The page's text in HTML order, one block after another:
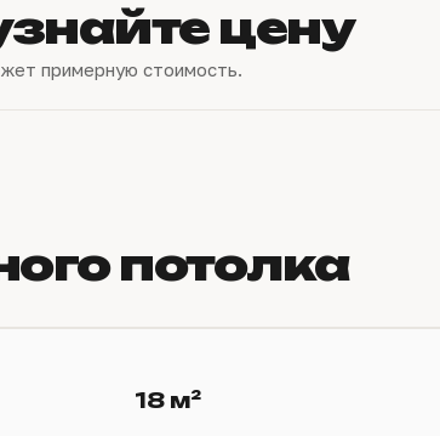
цену
примерную стоимость.
потолка
18 м²